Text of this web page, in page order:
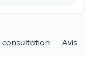
consultation Avis